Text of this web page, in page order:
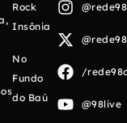
Rock
Insônia
No
Fundo
do Baú
/
@98live